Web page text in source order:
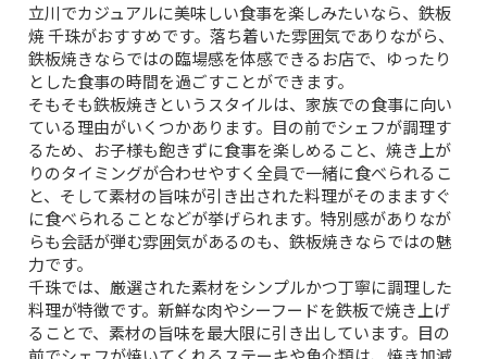
立川でカジュアルに美味しい食事を楽しみたいなら、 鉄板
焼 千珠がおすすめです。落ち着いた雰囲気でありながら、
鉄板焼きならではの臨場感を体感できるお店で、ゆったり
とした食事の時間を過ごすことができます。
そもそも鉄板焼きというスタイルは、家族での食事に向い
ている理由がいくつかあります。目の前でシェフが調理す
るため、お子様も飽きずに食事を楽しめること、焼き上が
りのタイミングが合わせやすく全員で一緒に食べられるこ
と、そして素材の旨味が引き出された料理がそのまますぐ
に食べられることなどが挙げられます。特別感がありなが
らも会話が弾む雰囲気があるのも、鉄板焼きならではの魅
力です。
千珠では、厳選された素材をシンプルかつ丁寧に調理した
料理が特徴です。新鮮な肉やシーフードを鉄板で焼き上げ
ることで、素材の旨味を最大限に引き出しています。目の